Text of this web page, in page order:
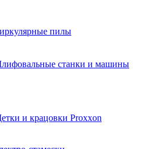
пилы
станки и машины
и крацовки Proxxon